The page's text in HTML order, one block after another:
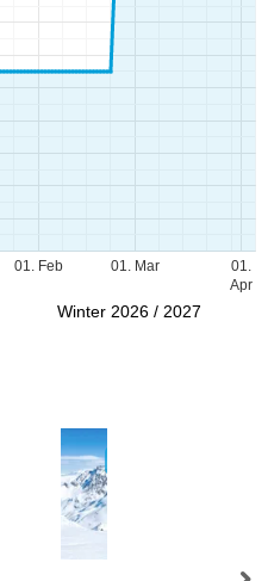
01. Feb 01. Mar
01.
Apr
Winter 2026 / 2027